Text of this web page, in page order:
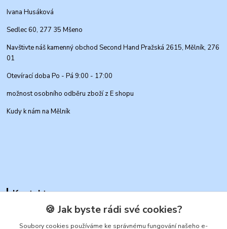
Ivana Husáková
Sedlec 60, 277 35 Mšeno
Navštivte náš kamenný obchod Second Hand Pražská 2615, Mělník, 276
01
Otevírací doba Po - Pá 9:00 - 17:00
možnost osobního odběru zboží z E shopu
Kudy k nám na Mělník
Kontakty
🍪 Jak byste rádi své cookies?
Soubory cookies používáme ke správnému fungování našeho e-